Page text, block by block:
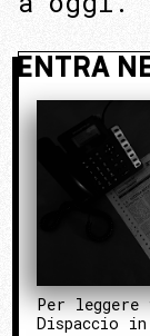
Per
Dispaccio in